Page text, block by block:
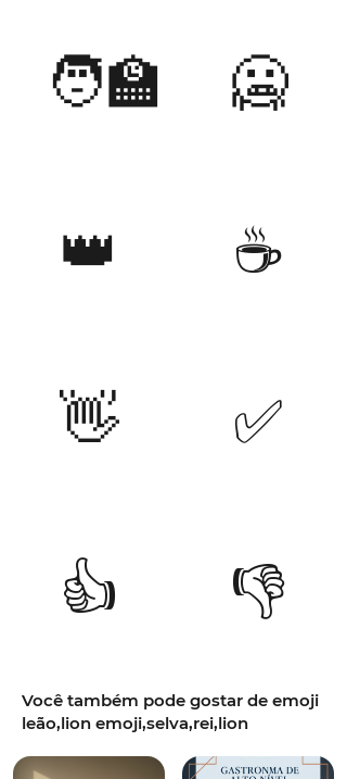
🧑‍🏫
👑
👋
👍
🥶
☕
✅
👎
Você também pode gostar de emoji
leão,lion emoji,selva,rei,lion